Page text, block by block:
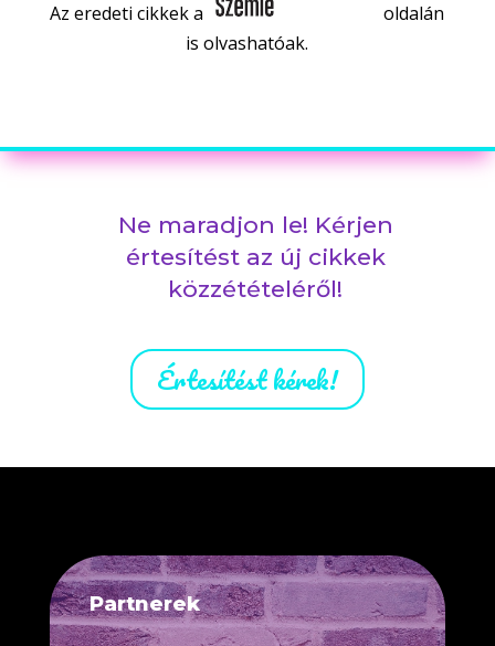
Az eredeti cikkek a
oldalán
is olvashatóak.
Ne maradjon le! Kérjen
értesítést az új cikkek
közzétételéről!
Értesítést kérek!
Partnerek